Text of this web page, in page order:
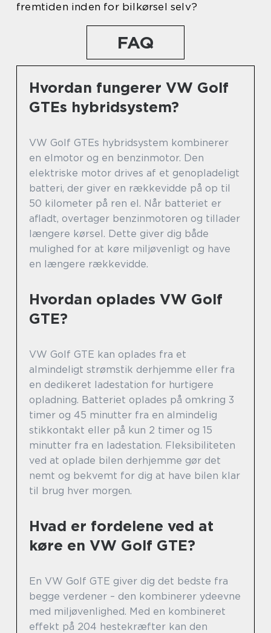
fremtiden inden for bilkørsel selv?
FAQ
Hvordan fungerer VW Golf
GTEs hybridsystem?
VW Golf GTEs hybridsystem kombinerer
en elmotor og en benzinmotor. Den
elektriske motor drives af et genopladeligt
batteri, der giver en rækkevidde på op til
50 kilometer på ren el. Når batteriet er
afladt, overtager benzinmotoren og tillader
længere kørsel. Dette giver dig både
mulighed for at køre miljøvenligt og have
en længere rækkevidde.
Hvordan oplades VW Golf
GTE?
VW Golf GTE kan oplades fra et
almindeligt strømstik derhjemme eller fra
en dedikeret ladestation for hurtigere
opladning. Batteriet oplades på omkring 3
timer og 45 minutter fra en almindelig
stikkontakt eller på kun 2 timer og 15
minutter fra en ladestation. Fleksibiliteten
ved at oplade bilen derhjemme gør det
nemt og bekvemt for dig at have bilen klar
til brug hver morgen.
Hvad er fordelene ved at
køre en VW Golf GTE?
En VW Golf GTE giver dig det bedste fra
begge verdener – den kombinerer ydeevne
med miljøvenlighed. Med en kombineret
effekt på 204 hestekræfter kan den